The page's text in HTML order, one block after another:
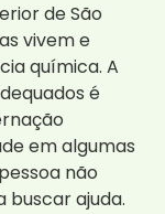
de São
vivem e
química. A
é
em algumas
não
buscar ajuda.